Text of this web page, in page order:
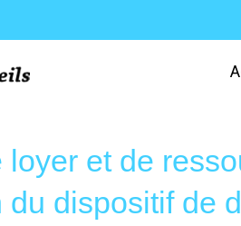
loyer et de
du dispositif de